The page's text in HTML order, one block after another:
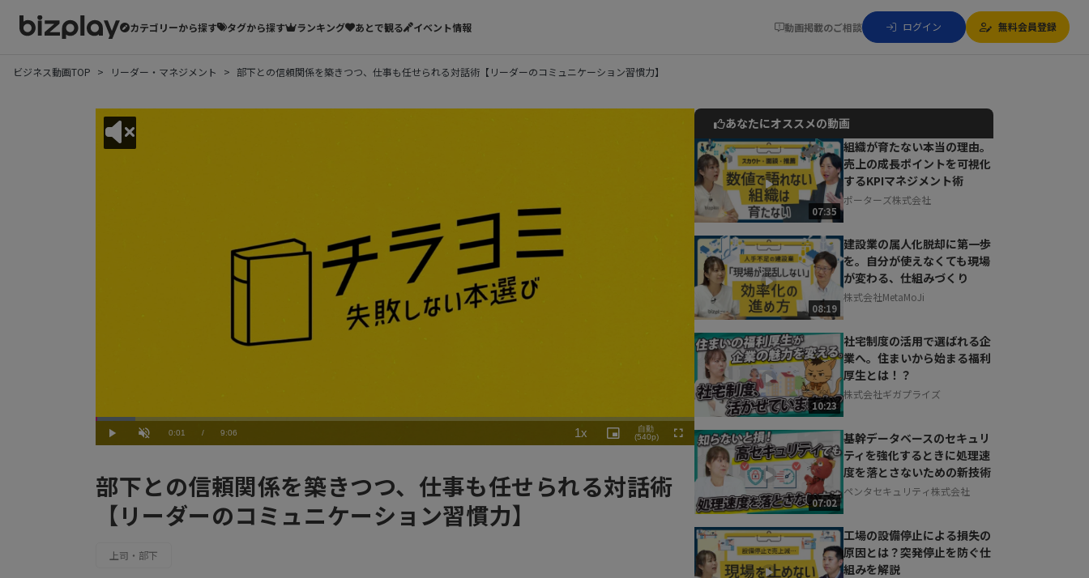
カテゴリーから探す タグから探す ランキング あとで観る イベント情報 動画掲載のご相談 ログイン 無料会員登録
ビジネス動画TOP リーダー・マネジメント 部下との信頼関係を築きつつ、仕事も任せられる対話術【リーダーのコミュニケーション習慣力】
Play UnmuteCurrent
0:01 / Duration
9:06
Loaded:
6.60%
1x
Rate
Picture-
in-
自動
(540p)
Fullscreen
部下との信頼関係を築きつつ、仕事も任せられる対話術
【リーダーのコミュニケーション習慣力】
上司・部下
動画でご紹介しているサービスについて
お気軽にご相談・ご質問いただけます！
30秒でお申し込み可能
相談を希望する 無料
あなたにオススメの動画
07:35
組織が育たない本当の理由。
売上の成長ポイントを可視化
するKPIマネジメント術
ポーターズ株式会社
08:19
建設業の属人化脱却に第一歩
を。自分が使えなくても現場
が変わる、仕組みづくり
株式会社MetaMoJi
10:23
社宅制度の活用で選ばれる企
業へ。住まいから始まる福利
厚生とは！？
株式会社ギガプライズ
07:02
基幹データベースのセキュリ
ティを強化するときに処理速
度を落とさないための新技術
ペンタセキュリティ株式会社
工場の設備停止による損失の
原因とは？突発停止を防ぐ仕
組みを解説